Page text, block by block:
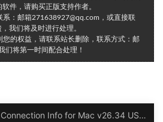
件，请购买正版支持作者。
系：邮箱271638927@qq.com，或直接联
我们将及时进行处理。
您的权益，请联系站长删除，联系方式：邮
们将第一时间配合处理！
Connection Info for Mac v26.34 USB